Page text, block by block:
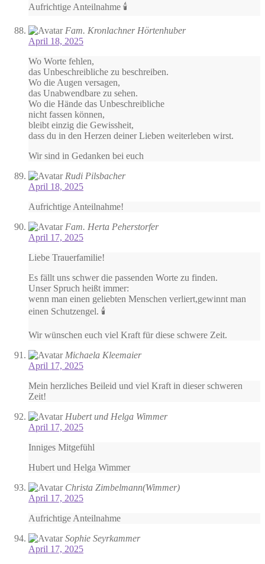
Aufrichtige Anteilnahme 🕯️
Fam. Kronlachner Hörtenhuber
April 18, 2025
Wo Worte fehlen,
das Unbeschreibliche zu beschreiben.
Wo die Augen versagen,
das Unabwendbare zu sehen.
Wo die Hände das Unbeschreibliche
nicht fassen können,
bleibt einzig die Gewissheit,
dass du in den Herzen deiner Lieben weiterleben wirst.
Wir sind in Gedanken bei euch
Rudi Pilsbacher
April 18, 2025
Aufrichtige Anteilnahme!
Fam. Herta Peherstorfer
April 17, 2025
Liebe Trauerfamilie!
Es fällt uns schwer die passenden Worte zu finden.
Unser Spruch heißt immer:
wenn man einen geliebten Menschen verliert,gewinnt man
einen Schutzengel. 🕯️
Wir wünschen euch viel Kraft für diese schwere Zeit.
Michaela Kleemaier
April 17, 2025
Mein herzliches Beileid und viel Kraft in dieser schweren
Zeit!
Hubert und Helga Wimmer
April 17, 2025
Inniges Mitgefühl
Hubert und Helga Wimmer
Christa Zimbelmann(Wimmer)
April 17, 2025
Aufrichtige Anteilnahme
Sophie Seyrkammer
April 17, 2025